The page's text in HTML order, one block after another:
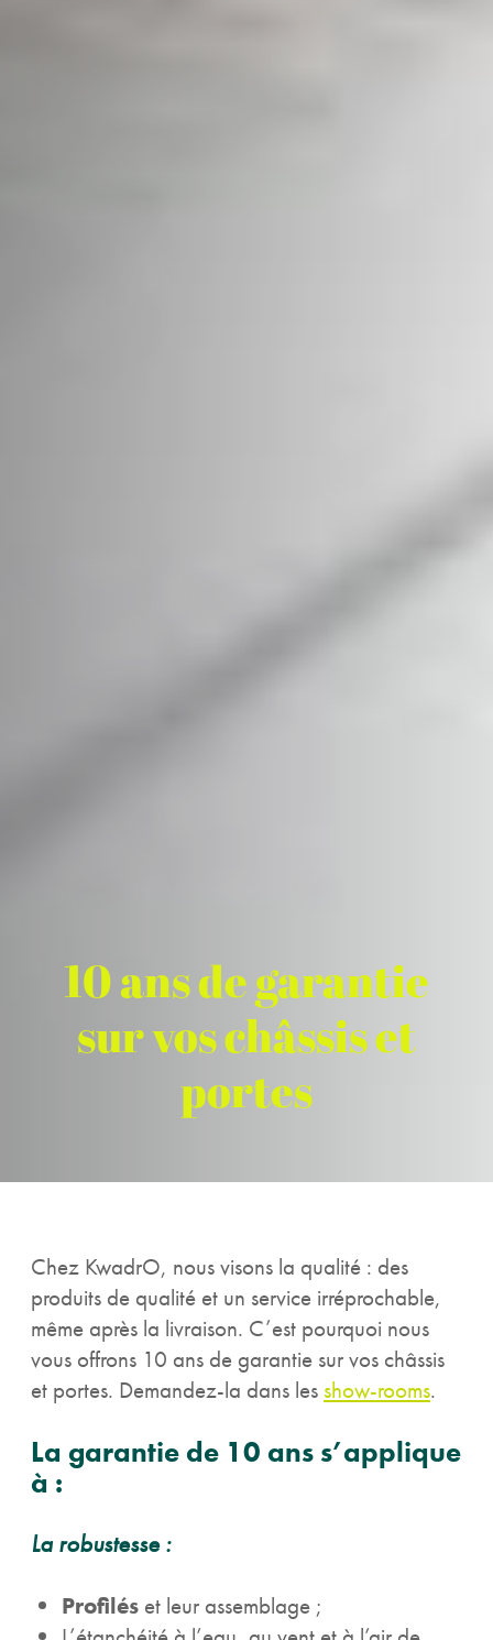
10 ans de garantie
sur vos châssis et
portes
Chez KwadrO, nous visons la qualité : des
produits de qualité et un service irréprochable,
même après la livraison. C’est pourquoi nous
vous offrons 10 ans de garantie sur vos châssis
et portes. Demandez-la dans les show-rooms.
La garantie de 10 ans s’applique
à :
La robustesse :
Profilés et leur assemblage ;